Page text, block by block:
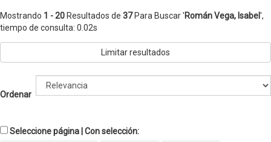
Mostrando 1 - 20 Resultados de 37Para Buscar 'Román Vega, Isabel',
tiempo de consulta: 0.02s
Limitar resultados
Ordenar
Seleccione página | Con selección: